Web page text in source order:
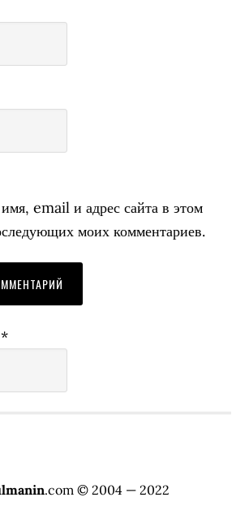
email и адрес сайта в этом
моих комментариев.
*
.com © 2004 — 2022